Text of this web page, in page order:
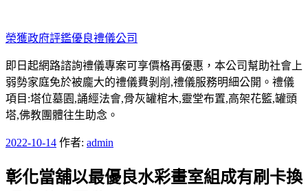
至
主
要
內
容
榮獲政府評鑑優良禮儀公司
即日起網路諮詢禮儀專案可享價格再優惠，本公司幫助社會上
弱勢家庭免於被龐大的禮儀費剝削,禮儀服務明細公開。禮儀
項目:塔位墓園,誦經法會,骨灰罐棺木,靈堂布置,高架花籃,罐頭
塔,佛教團體往生助念。
發
於
2022-10-14 作者: admin
彰化當舖以最優良水彩畫室組成有刷卡換